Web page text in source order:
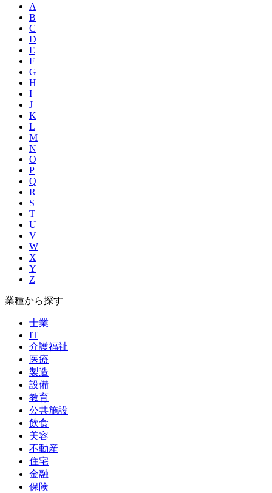
A
B
C
D
E
F
G
H
I
J
K
L
M
N
O
P
Q
R
S
T
U
V
W
X
Y
Z
業種から探す
士業
IT
介護福祉
医療
製造
設備
教育
公共施設
飲食
美容
不動産
住宅
金融
保険